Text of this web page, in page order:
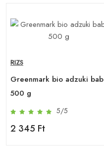
RIZS
Greenmark bio adzuki bab
500 g
5/5
2 345 Ft